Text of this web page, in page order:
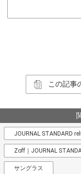
この記事
JOURNAL STANDARD
Zoff｜JOURNAL
サングラス